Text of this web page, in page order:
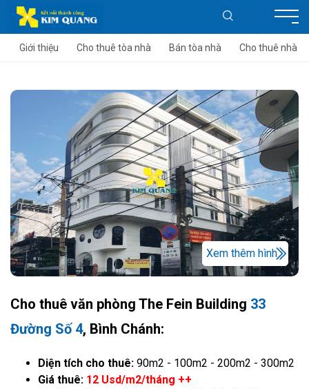
Giới thiệu Cho thuê tòa nhà Bán tòa nhà Cho thuê nhà
Xem thêm hình
Cho thuê văn phòng The Fein Building 33
Đường Số 4, Bình Chánh:
Diện tích cho thuê: 90m2 - 100m2 - 200m2 - 300m2
Giá thuê: 12 Usd/m2/tháng ++